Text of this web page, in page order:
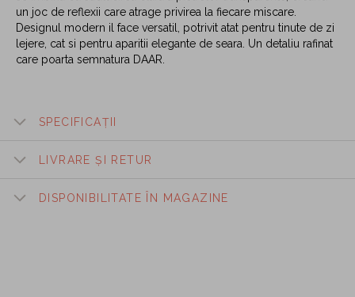
un joc de reflexii care atrage privirea la fiecare miscare.
Designul modern il face versatil, potrivit atat pentru tinute de zi
lejere, cat si pentru aparitii elegante de seara. Un detaliu rafinat
care poarta semnatura DAAR.
SPECIFICAȚII
LIVRARE ȘI RETUR
DISPONIBILITATE ÎN MAGAZINE